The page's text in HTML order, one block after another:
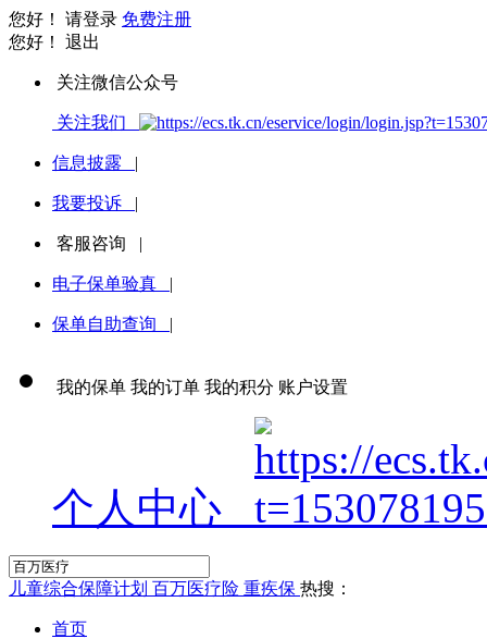
您好！ 请登录 免费注册
您好！ 退出
关注微信公众号
关注我们
信息披露 |
我要投诉 |
客服咨询 |
电子保单验真 |
保单自助查询 |
我的保单 我的订单 我的积分 账户设置
个人中心
儿童综合保障计划 百万医疗险 重疾保 热搜：
首页